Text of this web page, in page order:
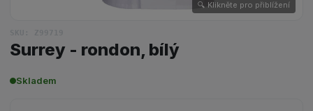
🔍 Klikněte pro přiblížení
Surrey - rondon, bílý
Skladem